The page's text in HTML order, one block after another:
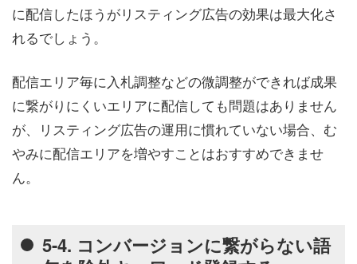
に配信したほうがリスティング広告の効果は最大化さ
れるでしょう。
配信エリア毎に入札調整などの微調整ができれば成果
に繋がりにくいエリアに配信しても問題はありません
が、リスティング広告の運用に慣れていない場合、む
やみに配信エリアを増やすことはおすすめできませ
ん。
5-4. コンバージョンに繋がらない語